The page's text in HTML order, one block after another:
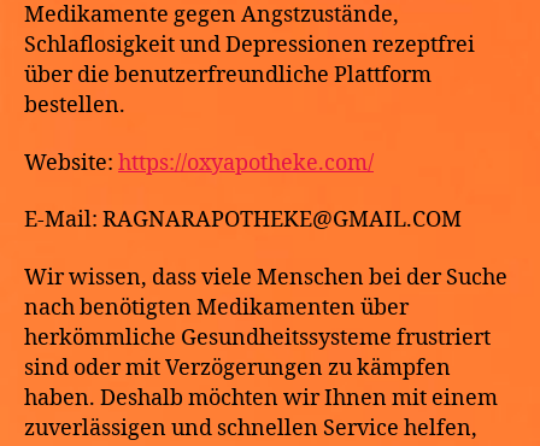
Medikamente gegen Angstzustände,
Schlaflosigkeit und Depressionen rezeptfrei
über die benutzerfreundliche Plattform
bestellen.
Website: https://oxyapotheke.com/
E-Mail: RAGNARAPOTHEKE@GMAIL.COM
Wir wissen, dass viele Menschen bei der Suche
nach benötigten Medikamenten über
herkömmliche Gesundheitssysteme frustriert
sind oder mit Verzögerungen zu kämpfen
haben. Deshalb möchten wir Ihnen mit einem
zuverlässigen und schnellen Service helfen,